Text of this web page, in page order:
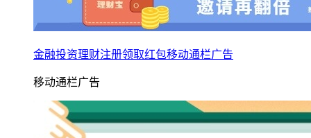
金融投资理财注册领取红包移动通栏广告
移动通栏广告